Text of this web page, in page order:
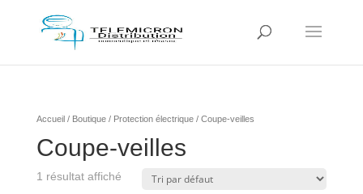
Accueil/ Boutique/ Protection électrique/ Coupe-veilles
Coupe-veilles
1 résultat affiché